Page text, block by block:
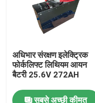
अधिभार संरक्षण इलेक्ट्रिक
फोर्कलिफ्ट लिथियम आयन
बैटरी 25.6V 272AH
सबसे अच्छी कीमत